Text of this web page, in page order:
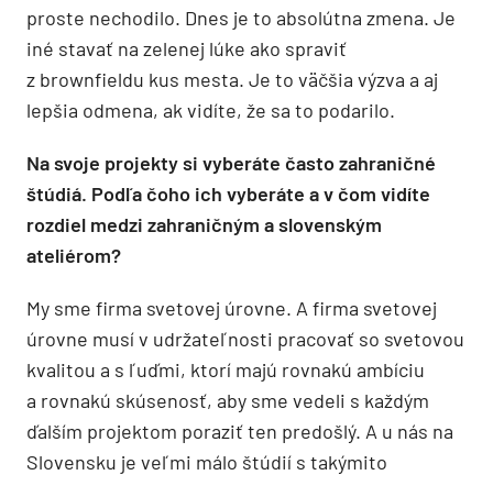
proste nechodilo. Dnes je to absolútna zmena. Je
iné stavať na zelenej lúke ako spraviť
z brownfieldu kus mesta. Je to väčšia výzva a aj
lepšia odmena, ak vidíte, že sa to podarilo.
Na svoje projekty si vyberáte často zahraničné
štúdiá. Podľa čoho ich vyberáte a v čom vidíte
rozdiel medzi zahraničným a slovenským
ateliérom?
My sme firma svetovej úrovne. A firma svetovej
úrovne musí v udržateľnosti pracovať so svetovou
kvalitou a s ľuďmi, ktorí majú rovnakú ambíciu
a rovnakú skúsenosť, aby sme vedeli s každým
ďalším projektom poraziť ten predošlý. A u nás na
Slovensku je veľmi málo štúdií s takýmito